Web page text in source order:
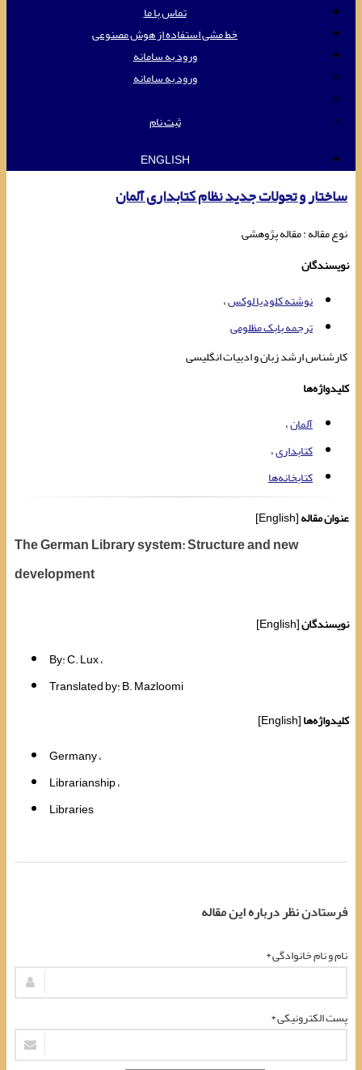
تماس با ما
خط مشی استفاده از هوش مصنوعی
ورود به سامانه
ورود به سامانه
ثبت نام
ENGLISH
ساختار و تحولات جدید نظام کتابداری آلمان
نوع مقاله : مقاله پژوهشی
نویسندگان
نوشته کلودیا لوکس
ترجمه بابک مظلومی
کارشناس ارشد زبان و ادبیات انگلیسی
کلیدواژه‌ها
آلمان
کتابداری
کتابخانه‌ها
عنوان مقاله[English]
The German Library system: Structure and new
development
نویسندگان[English]
By: C. Lux
Translated by: B. Mazloomi
کلیدواژه‌ها[English]
Germany
Librarianship
Libraries
فرستادن نظر درباره این مقاله
نام و نام خانوادگی *
پست الکترونیکی *